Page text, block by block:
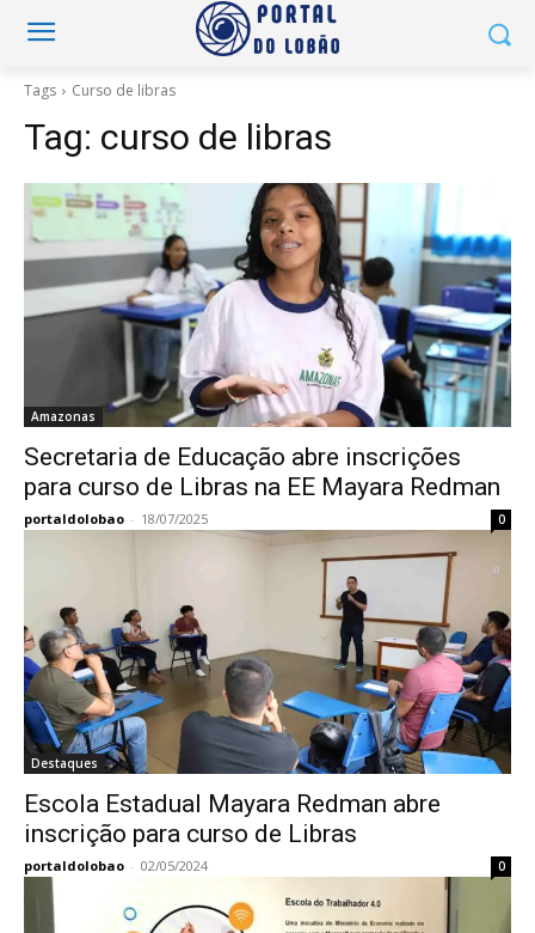
Tags Curso de libras
Tag: curso de libras
Amazonas
Secretaria de Educação abre inscrições
para curso de Libras na EE Mayara Redman
portaldolobao - 18/07/2025 0
Destaques
Escola Estadual Mayara Redman abre
inscrição para curso de Libras
portaldolobao - 02/05/2024 0